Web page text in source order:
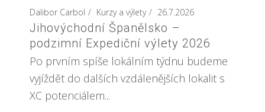
Dalibor Carbol Kurzy a výlety 26.7.2026
Jihovýchodní Španělsko –
podzimní Expediční výlety 2026
Po prvním spíše lokálním týdnu budeme
vyjíždět do dalších vzdálenějších lokalit s
XC potenciálem...